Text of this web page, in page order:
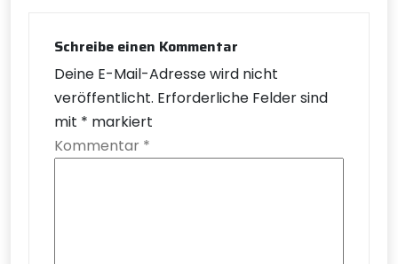
Schreibe einen Kommentar
Deine E-Mail-Adresse wird nicht
veröffentlicht. Erforderliche Felder sind
mit * markiert
Kommentar *